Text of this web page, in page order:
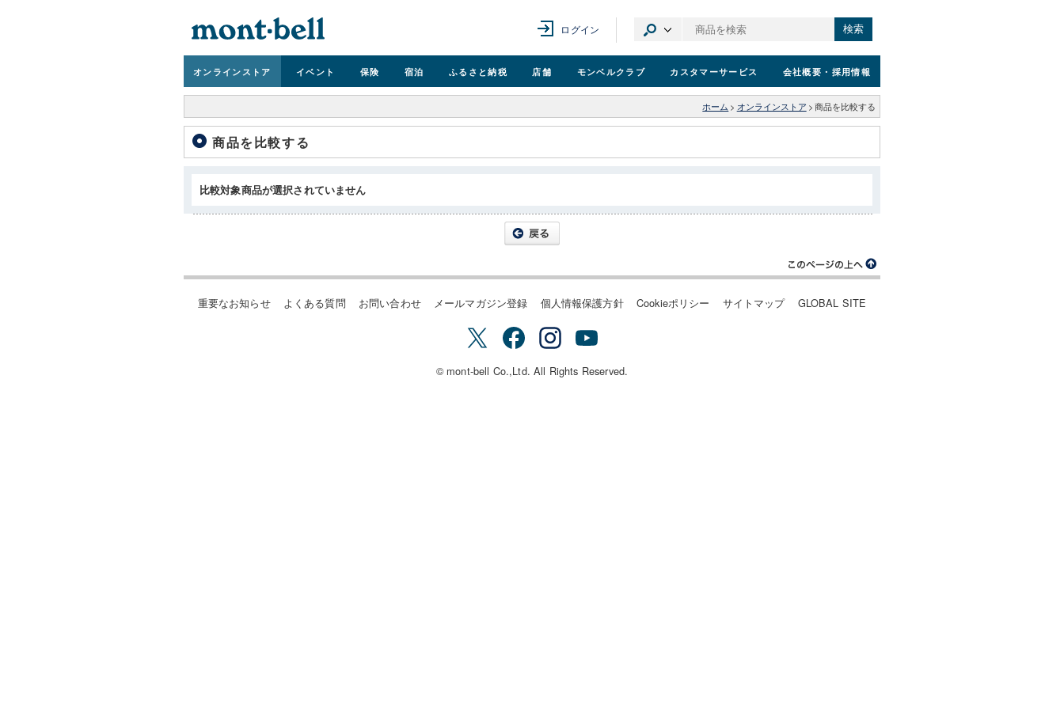
ログイン 検索
オンラインストア イベント 保険 宿泊 ふるさと納税 店舗 モンベルクラブ カスタマーサービス 会社概要 ・採用情報
ホーム > オンラインストア > 商品を比較する
商品を比較する
比較対象商品が選択されていません
重要なお知らせ よくある質問 お問い合わせ メールマガジン登録 個人情報保護方針 Cookieポリシー サイトマップ GLOBAL SITE
© mont-bell Co.,Ltd. All Rights Reserved.